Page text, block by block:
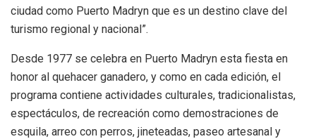
ciudad como Puerto Madryn que es un destino clave del
turismo regional y nacional”.
Desde 1977 se celebra en Puerto Madryn esta fiesta en
honor al quehacer ganadero, y como en cada edición, el
programa contiene actividades culturales, tradicionalistas,
espectáculos, de recreación como demostraciones de
esquila, arreo con perros, jineteadas, paseo artesanal y